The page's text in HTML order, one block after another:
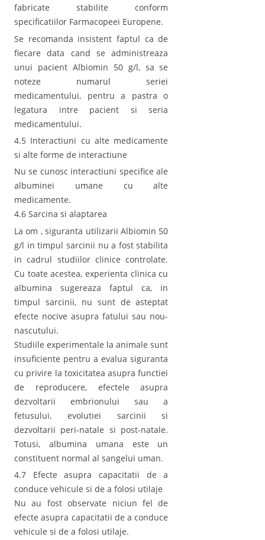
fabricate stabilite conform
specificatiilor Farmacopeei Europene.
Se recomanda insistent faptul ca de
fiecare data cand se administreaza
unui pacient Albiomin 50 g/l, sa se
noteze numarul seriei
medicamentului, pentru a pastra o
legatura intre pacient si seria
medicamentului.
4.5 Interactiuni cu alte medicamente
si alte forme de interactiune
Nu se cunosc interactiuni specifice ale
albuminei umane cu alte
medicamente.
4.6 Sarcina si alaptarea
La om , siguranta utilizarii Albiomin 50
g/l in timpul sarcinii nu a fost stabilita
in cadrul studiilor clinice controlate.
Cu toate acestea, experienta clinica cu
albumina sugereaza faptul ca, in
timpul sarcinii, nu sunt de asteptat
efecte nocive asupra fatului sau nou-
nascutului.
Studiile experimentale la animale sunt
insuficiente pentru a evalua siguranta
cu privire la toxicitatea asupra functiei
de reproducere, efectele asupra
dezvoltarii embrionului sau a
fetusului, evolutiei sarcinii si
dezvoltarii peri-natale si post-natale.
Totusi, albumina umana este un
constituent normal al sangelui uman.
4.7 Efecte asupra capacitatii de a
conduce vehicule si de a folosi utilaje
Nu au fost observate niciun fel de
efecte asupra capacitatii de a conduce
vehicule si de a folosi utilaje.